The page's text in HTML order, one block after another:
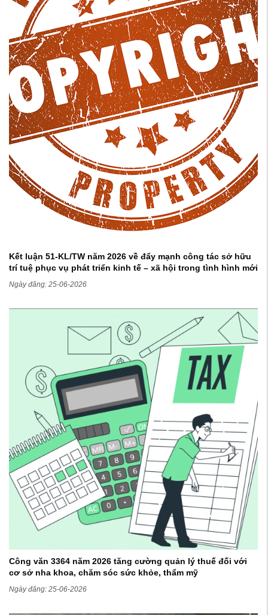
Kết luận 51-KL/TW năm 2026 về đẩy mạnh công tác sở hữu
trí tuệ phục vụ phát triển kinh tế – xã hội trong tình hình mới
Ngày đăng: 25-06-2026
Công văn 3364 năm 2026 tăng cường quản lý thuế đối với
cơ sở nha khoa, chăm sóc sức khỏe, thẩm mỹ
Ngày đăng: 25-06-2026